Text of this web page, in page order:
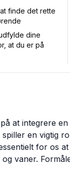
finde det rette
dine
at du er på
at integrere
en vigtig
for os
vaner.